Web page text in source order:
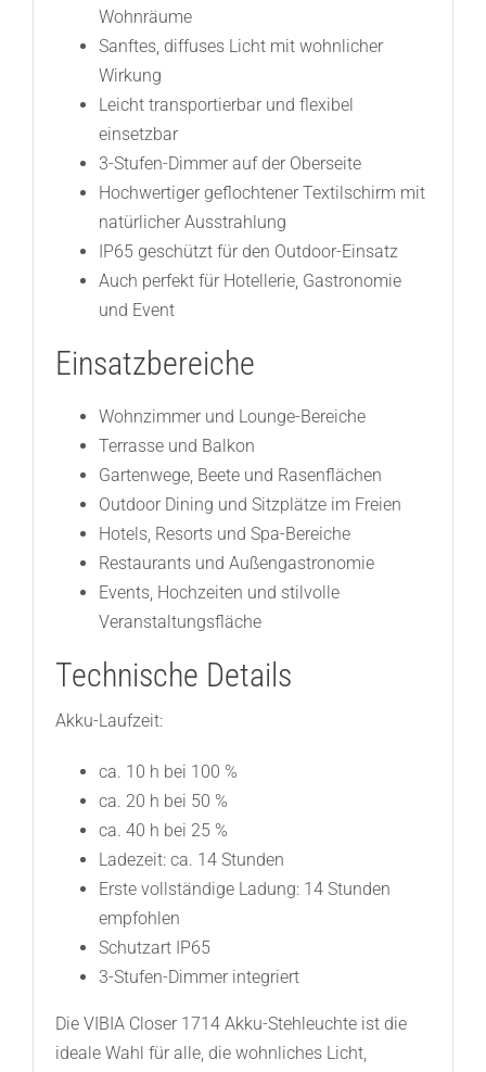
Wohnräume
Sanftes, diffuses Licht mit wohnlicher
Wirkung
Leicht transportierbar und flexibel
einsetzbar
3-Stufen-Dimmer auf der Oberseite
Hochwertiger geflochtener Textilschirm mit
natürlicher Ausstrahlung
IP65 geschützt für den Outdoor-Einsatz
Auch perfekt für Hotellerie, Gastronomie
und Event
Einsatzbereiche
Wohnzimmer und Lounge-Bereiche
Terrasse und Balkon
Gartenwege, Beete und Rasenflächen
Outdoor Dining und Sitzplätze im Freien
Hotels, Resorts und Spa-Bereiche
Restaurants und Außengastronomie
Events, Hochzeiten und stilvolle
Veranstaltungsfläche
Technische Details
Akku-Laufzeit:
ca. 10 h bei 100 %
ca. 20 h bei 50 %
ca. 40 h bei 25 %
Ladezeit: ca. 14 Stunden
Erste vollständige Ladung: 14 Stunden
empfohlen
Schutzart IP65
3-Stufen-Dimmer integriert
Die VIBIA Closer 1714 Akku-Stehleuchte ist die
ideale Wahl für alle, die wohnliches Licht,